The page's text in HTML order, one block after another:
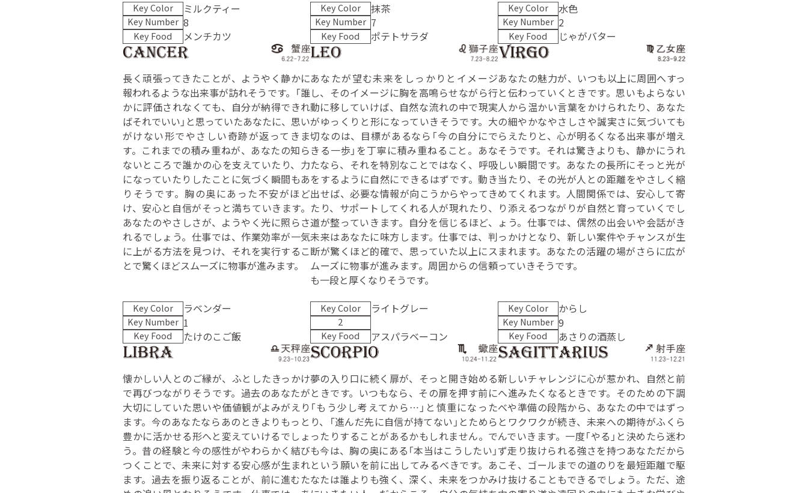
Key Color ミルクティー
Key Number 8
Key Food メンチカツ
Key Color 抹茶
Key Number 7
Key Food ポテトサラダ
Key Color 水色
Key Number 2
Key Food じゃがバター
長く頑張ってきたことが、ようやく静かに
報われるような出来事が訪れそうです。「誰
かに評価されなくても、自分が納得できれ
ばそれでいい」と思っていたあなたに、思い
がけない形でやさしい奇跡が返ってきま
す。これまでの積み重ねが、あなたの知ら
ないところで誰かの心を支えていたり、力
になっていたりしたことに気づく瞬間もあ
りそうです。胸の奥にあった不安がほど
け、安心と自信がそっと満ちていきます。
あなたのやさしさが、ようやく光に照らさ
れるでしょう。仕事では、作業効率が一気
に上がる方法を見つけ、それを実行するこ
とで驚くほどスムーズに物事が進みます。
Key Color ラベンダー
Key Number 1
Key Food たけのこご飯
あなたが望む未来をしっかりとイメージ
し、そのイメージに胸を高鳴らせながら行
動に移していけば、自然な流れの中で現実
がゆっくりと形になっていきそうです。大
切なのは、目標があるなら「今の自分にで
きる一歩」を丁寧に積み重ねること。あな
たなら、それを特別なことではなく、呼吸
をするように自然にできるはずです。動き
出せば、必要な情報が向こうからやってき
たり、サポートしてくれる人が現れたり、
道が整っていきます。自分を信じるほど、
未来はあなたに味方します。仕事では、判
断が驚くほど的確で、思っていた以上にス
ムーズに物事が進みます。周囲からの信頼
も一段と厚くなりそうです。
Key Color ライトグレー
2
Key Food
アスパラベーコン
あなたの魅力が、いつも以上に周囲へすっ
と伝わっていくときです。思いもよらない
人から温かい言葉をかけられたり、あなた
の細やかなやさしさや誠実さに気づいても
らえたりと、心が明るくなる出来事が増え
そうです。それは驚きよりも、静かにうれ
しい瞬間です。あなたの長所にそっと光が
当たり、その光が人との距離をやさしく縮
めてくれます。人間関係では、安心して寄
り添えるつながりが自然と育っていくでし
ょう。仕事では、偶然の出会いや会話がき
っかけとなり、新しい案件やチャンスが生
まれます。あなたの活躍の場がさらに広が
っていきそうです。
Key Color からし
Key Number 9
Key Food あさりの酒蒸し
懐かしい人とのご縁が、ふとしたきっかけ
で再びつながりそうです。過去のあなたが
大切にしていた思いや価値観がよみがえり
ます。今のあなたならあのときよりもっと
豊かに活かせる形へと変えていけるでしょ
う。昔の経験と今の感性がやわらかく結び
つくことで、未来に対する安心感が生まれ
ます。過去を振り返ることが、前に進むた
夢の入り口に続く扉が、そっと開き始める
ときです。いつもなら、その扉を押す前に
「もう少し考えてから…」と慎重になった
り、「進んだ先に自信が持てない」とためら
ったりすることがあるかもしれません。で
も今は、胸の奥にある「本当はこうしたい」
という願いを前に出してみるべきです。あ
なたは誰よりも強く、深く、未来をつかみ
新しいチャレンジに心が惹かれ、自然と前
へ進みたくなるときです。そのための下調
べや準備の段階から、あなたの中ではずっ
とワクワクが続き、未来への期待がふくら
んでいきます。一度「やる」と決めたら迷わ
ず走り抜けられる強さを持つあなただから
こそ、ゴールまでの道のりを最短距離で駆
け抜けることもできるでしょう。ただ、途